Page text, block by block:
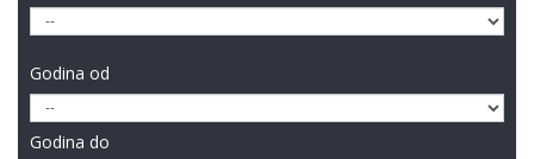
Godina od
Godina do